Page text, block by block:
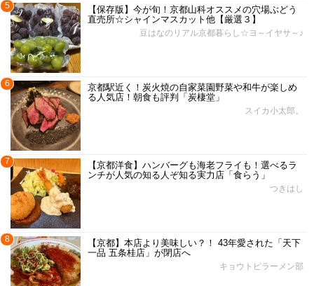
5
【保存版】今が旬！京都山科オススメの穴場ぶどう
直売所☆シャインマスカット他【厳選３】
豆はなのリアル京都暮らし☆ヨ～イヤサ～♪
6
京都駅近く！炭火焼の自家菜園野菜や和牛が楽しめ
る人気店！朝食も評判「炭棲堂」
スイカ小太郎。
7
【京都洋食】ハンバーグも海老フライも！選べるラ
ンチが人気の知る人ぞ知る実力店「食らう」
つきはし
8
【京都】本店より美味しい？！ 43年愛された「天下
一品 五条桂店」が閉店へ
キョウトピラーメン部